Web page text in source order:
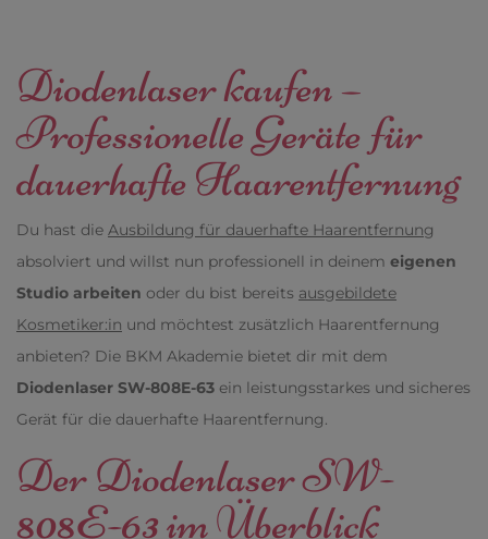
Diodenlaser kaufen –
Professionelle Geräte für
dauerhafte Haarentfernung
Du hast die Ausbildung für dauerhafte Haarentfernung
absolviert und willst nun professionell in deinem eigenen
Studio arbeiten oder du bist bereits ausgebildete
Kosmetiker:in und möchtest zusätzlich Haarentfernung
anbieten? Die BKM Akademie bietet dir mit dem
Diodenlaser SW-808E-63 ein leistungsstarkes und sicheres
Gerät für die dauerhafte Haarentfernung.
Der Diodenlaser SW-
808E-63im Überblick